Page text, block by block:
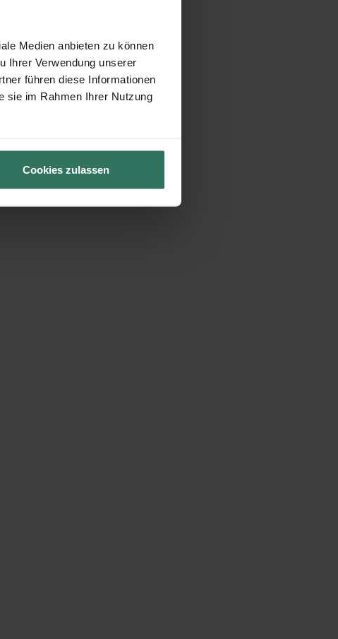
Medien anbieten zu können
Ihrer Verwendung unserer
führen diese Informationen
sie im Rahmen Ihrer Nutzung
Cookies zulassen